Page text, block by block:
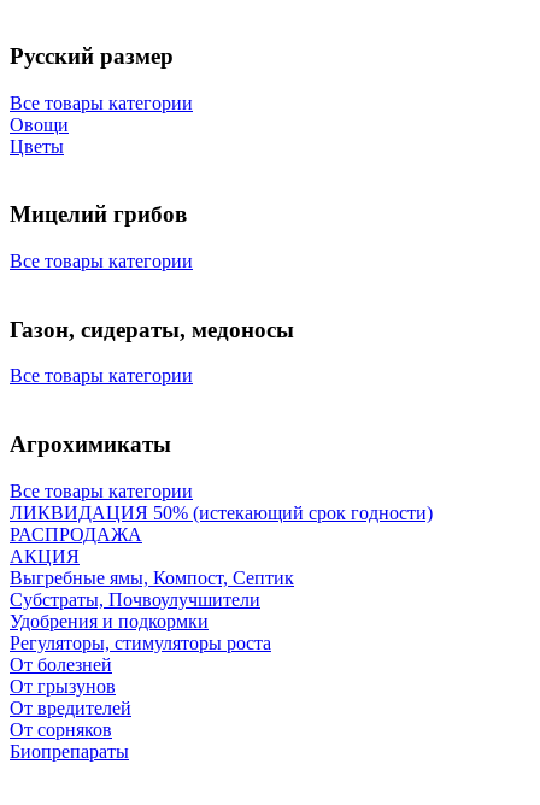
Русский размер
Все товары категории
Овощи
Цветы
Мицелий грибов
Все товары категории
Газон, сидераты, медоносы
Все товары категории
Агрохимикаты
Все товары категории
ЛИКВИДАЦИЯ 50% (истекающий срок годности)
РАСПРОДАЖА
АКЦИЯ
Выгребные ямы, Компост, Септик
Субстраты, Почвоулучшители
Удобрения и подкормки
Регуляторы, стимуляторы роста
От болезней
От грызунов
От вредителей
От сорняков
Биопрепараты